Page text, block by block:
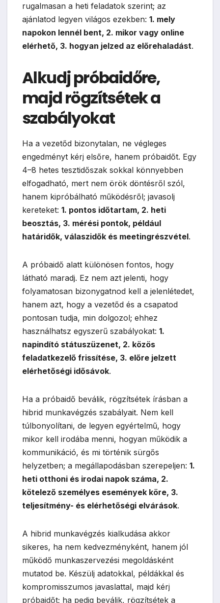
rugalmasan a heti feladatok szerint; az
ajánlatod legyen világos ezekben: 1. mely
napokon lennél bent, 2. mikor vagy online
elérhető, 3. hogyan jelzed az előrehaladást.
Alkudj próbaidőre,
majd rögzítsétek a
szabályokat
Ha a vezetőd bizonytalan, ne végleges
engedményt kérj elsőre, hanem próbaidőt. Egy
4–8 hetes tesztidőszak sokkal könnyebben
elfogadható, mert nem örök döntésről szól,
hanem kipróbálható működésről; javasolj
kereteket: 1. pontos időtartam, 2. heti
beosztás, 3. mérési pontok, például
határidők, válaszidők és meetingrészvétel.
A próbaidő alatt különösen fontos, hogy
látható maradj. Ez nem azt jelenti, hogy
folyamatosan bizonygatnod kell a jelenlétedet,
hanem azt, hogy a vezetőd és a csapatod
pontosan tudja, min dolgozol; ehhez
használhatsz egyszerű szabályokat: 1.
napindító státuszüzenet, 2. közös
feladatkezelő frissítése, 3. előre jelzett
elérhetőségi idősávok.
Ha a próbaidő beválik, rögzítsétek írásban a
hibrid munkavégzés szabályait. Nem kell
túlbonyolítani, de legyen egyértelmű, hogy
mikor kell irodába menni, hogyan működik a
kommunikáció, és mi történik sürgős
helyzetben; a megállapodásban szerepeljen: 1.
heti otthoni és irodai napok száma, 2.
kötelező személyes események köre, 3.
teljesítmény- és elérhetőségi elvárások.
A hibrid munkavégzés kialkudása akkor
sikeres, ha nem kedvezményként, hanem jól
működő munkaszervezési megoldásként
mutatod be. Készülj adatokkal, példákkal és
kompromisszumos javaslattal, majd kérj
próbaidőt; ha pedig beválik, rögzítsétek a